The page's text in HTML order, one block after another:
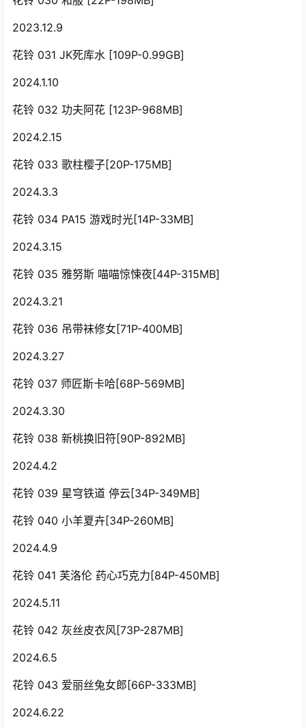
2023.12.9
花铃 031 JK死库水 [109P-0.99GB]
2024.1.10
花铃 032 功夫阿花 [123P-968MB]
2024.2.15
花铃 033 歌柱樱子[20P-175MB]
2024.3.3
花铃 034 PA15 游戏时光[14P-33MB]
2024.3.15
花铃 035 雅努斯 喵喵惊悚夜[44P-315MB]
2024.3.21
花铃 036 吊带袜修女[71P-400MB]
2024.3.27
花铃 037 师匠斯卡哈[68P-569MB]
2024.3.30
花铃 038 新桃换旧符[90P-892MB]
2024.4.2
花铃 039 星穹铁道 停云[34P-349MB]
花铃 040 小羊夏卉[34P-260MB]
2024.4.9
花铃 041 芙洛伦 药心巧克力[84P-450MB]
2024.5.11
花铃 042 灰丝皮衣风[73P-287MB]
2024.6.5
花铃 043 爱丽丝兔女郎[66P-333MB]
2024.6.22